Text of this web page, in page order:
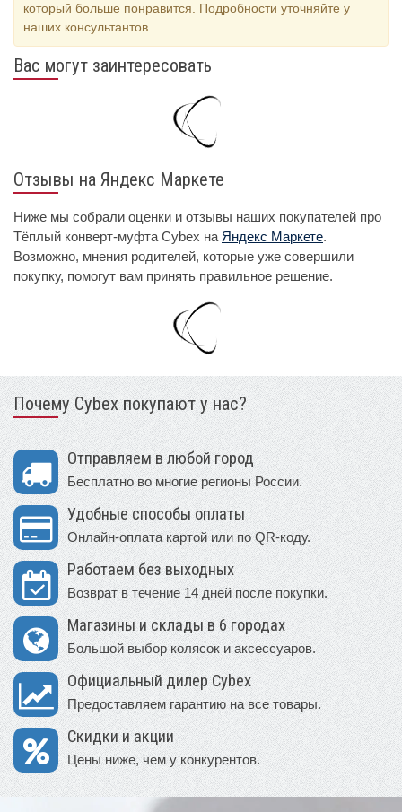
который больше понравится. Подробности уточняйте у
наших консультантов.
Вас могут заинтересовать
Отзывы на Яндекс Маркете
Ниже мы собрали оценки и отзывы наших покупателей про
Тёплый конверт-муфта Cybex на Яндекс Маркете.
Возможно, мнения родителей, которые уже совершили
покупку, помогут вам принять правильное решение.
Почему Cybex покупают у нас?
Отправляем в любой город
Бесплатно во многие регионы России.
Удобные способы оплаты
Онлайн-оплата картой или по QR-коду.
Работаем без выходных
Возврат в течение 14 дней после покупки.
Магазины и склады в 6 городах
Большой выбор колясок и аксессуаров.
Официальный дилер Cybex
Предоставляем гарантию на все товары.
Скидки и акции
Цены ниже, чем у конкурентов.